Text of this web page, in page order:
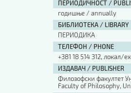
ПЕРИОДИЧНОСТ /
годишње / annually
БИБЛИОТЕКА / LIBRARY
ПЕРИОДИКА
ТЕЛЕФОН / PHONE
+381 18 514 312, локал/
ИЗДАВАЧ / PUBLISHER
Филозофски факултет
Faculty of Philosophy,